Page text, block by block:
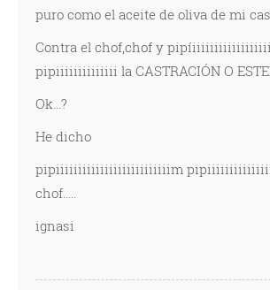
puro como el aceite de oliva de mi
Contra el chof,chof y
pipiiiiiiiiiiiiii la CASTRACIÓN O
Ok...?
He dicho
pipiiiiiiiiiiiiiiiiiiiiiiiiiim
chof.....
ignasi